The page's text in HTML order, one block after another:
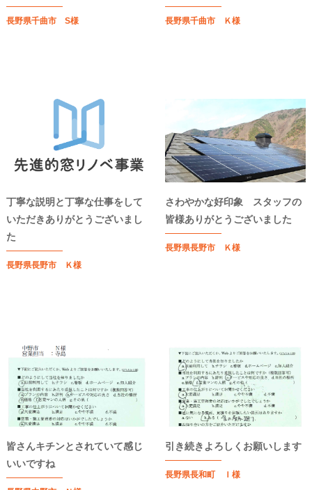
長野県千曲市 S様 長野県千曲市 Ｋ様
丁寧な説明と丁寧な仕事をして
いただきありがとうございまし
た
長野県長野市 Ｋ様
さわやかな好印象 スタッフの
皆様ありがとうございました
長野県長野市 Ｋ様
皆さんキチンとされていて感じ
いいですね
引き続きよろしくお願いします
長野県長和町 Ｉ様